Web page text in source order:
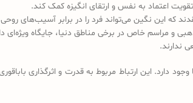
اعتماد به نفس و ارتقای انگیزه کمک کند.
که این نگین می‌تواند فرد را در برابر آسیب‌های
و مراسم خاص در برخی مناطق دنیا، جایگاه ویژه‌ای
ندارند.
دارد. این ارتباط مربوط به قدرت و اثرگذاری